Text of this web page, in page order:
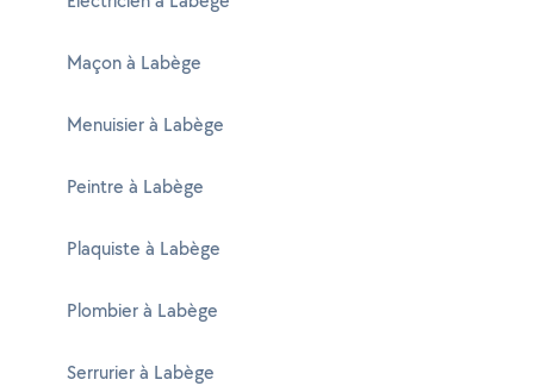
Maçon à Labège
Menuisier à Labège
Peintre à Labège
Plaquiste à Labège
Plombier à Labège
Serrurier à Labège